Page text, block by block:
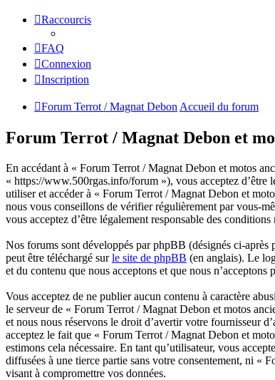
Raccourcis
FAQ
Connexion
Inscription
Forum Terrot / Magnat Debon Accueil du forum
Forum Terrot / Magnat Debon et
En accédant à « Forum Terrot / Magnat Debon et motos
« https://www.500rgas.info/forum »), vous acceptez d’être
utiliser et accéder à « Forum Terrot / Magnat Debon et
nous vous conseillons de vérifier régulièrement par vous-
vous acceptez d’être légalement responsable des
Nos forums sont développés par phpBB (désignés ci-
peut être téléchargé surle site de phpBB (en anglais). Le
et du contenu que nous acceptons et que nous
Vous acceptez de ne publier aucun contenu à caractère
le serveur de « Forum Terrot / Magnat Debon et motos
et nous nous réservons le droit d’avertir votre fournisseur
acceptez le fait que « Forum Terrot / Magnat Debon et
estimons cela nécessaire. En tant qu’utilisateur, vous
diffusées à une tierce partie sans votre consentement, ni «
visant à compromettre vos données.